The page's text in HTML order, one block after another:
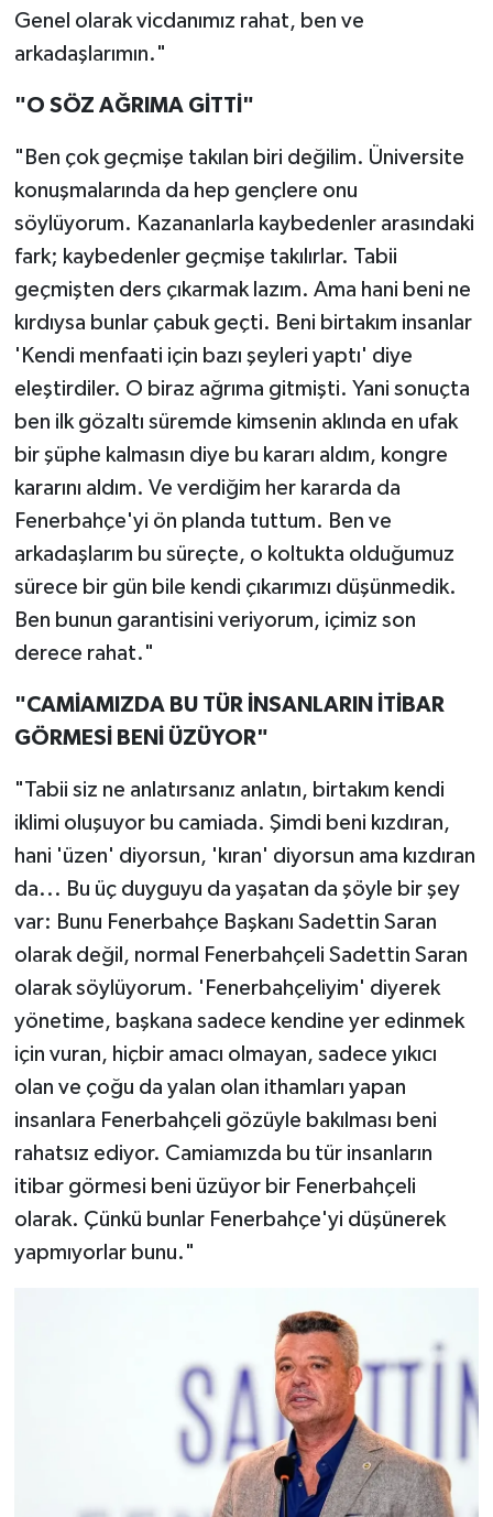
Genel olarak vicdanımız rahat, ben ve
arkadaşlarımın."
"O SÖZ AĞRIMA GİTTİ"
"Ben çok geçmişe takılan biri değilim. Üniversite
konuşmalarında da hep gençlere onu
söylüyorum. Kazananlarla kaybedenler arasındaki
fark; kaybedenler geçmişe takılırlar. Tabii
geçmişten ders çıkarmak lazım. Ama hani beni ne
kırdıysa bunlar çabuk geçti. Beni birtakım insanlar
'Kendi menfaati için bazı şeyleri yaptı' diye
eleştirdiler. O biraz ağrıma gitmişti. Yani sonuçta
ben ilk gözaltı süremde kimsenin aklında en ufak
bir şüphe kalmasın diye bu kararı aldım, kongre
kararını aldım. Ve verdiğim her kararda da
Fenerbahçe'yi ön planda tuttum. Ben ve
arkadaşlarım bu süreçte, o koltukta olduğumuz
sürece bir gün bile kendi çıkarımızı düşünmedik.
Ben bunun garantisini veriyorum, içimiz son
derece rahat."
"CAMİAMIZDA BU TÜR İNSANLARIN İTİBAR
GÖRMESİ BENİ ÜZÜYOR"
"Tabii siz ne anlatırsanız anlatın, birtakım kendi
iklimi oluşuyor bu camiada. Şimdi beni kızdıran,
hani 'üzen' diyorsun, 'kıran' diyorsun ama kızdıran
da... Bu üç duyguyu da yaşatan da şöyle bir şey
var: Bunu Fenerbahçe Başkanı Sadettin Saran
olarak değil, normal Fenerbahçeli Sadettin Saran
olarak söylüyorum. 'Fenerbahçeliyim' diyerek
yönetime, başkana sadece kendine yer edinmek
için vuran, hiçbir amacı olmayan, sadece yıkıcı
olan ve çoğu da yalan olan ithamları yapan
insanlara Fenerbahçeli gözüyle bakılması beni
rahatsız ediyor. Camiamızda bu tür insanların
itibar görmesi beni üzüyor bir Fenerbahçeli
olarak. Çünkü bunlar Fenerbahçe'yi düşünerek
yapmıyorlar bunu."